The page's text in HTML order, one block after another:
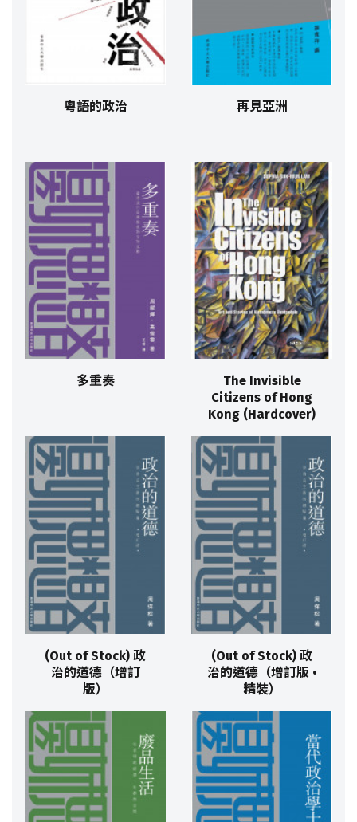
粵語的政治 再見亞洲
多重奏
The Invisible
Citizens of Hong
Kong (Hardcover)
(Out of Stock) 政
治的道德（增訂
版）
(Out of Stock) 政
治的道德（增訂版 •
精裝）